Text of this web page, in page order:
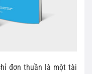
đơn thuần là một tài